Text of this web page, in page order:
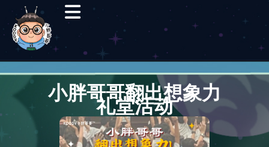
小胖哥哥翻出想象力
礼堂活动